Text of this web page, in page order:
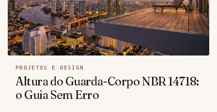
PROJETOS E DESIGN
Altura do Guarda-Corpo NBR 14718:
o Guia Sem Erro